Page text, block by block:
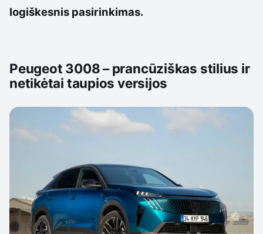
logiškesnis pasirinkimas.
Peugeot 3008 – prancūziškas stilius ir
netikėtai taupios versijos